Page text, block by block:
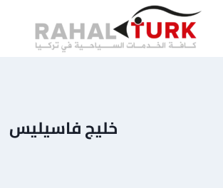
التجاوز
المحتوى
خليج فاسيليس